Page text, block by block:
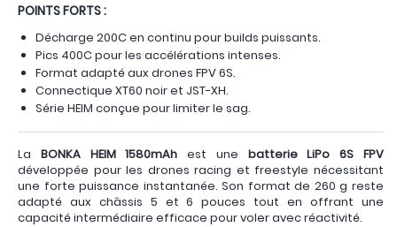
POINTS FORTS :
Décharge 200C en continu pour builds puissants.
Pics 400C pour les accélérations intenses.
Format adapté aux drones FPV 6S.
Connectique XT60 noir et JST-XH.
Série HEIM conçue pour limiter le sag.
La BONKA HEIM 1580mAh est une batterie LiPo 6S FPV
développée pour les drones racing et freestyle nécessitant
une forte puissance instantanée. Son format de 260 g reste
adapté aux châssis 5 et 6 pouces tout en offrant une
capacité intermédiaire efficace pour voler avec réactivité.